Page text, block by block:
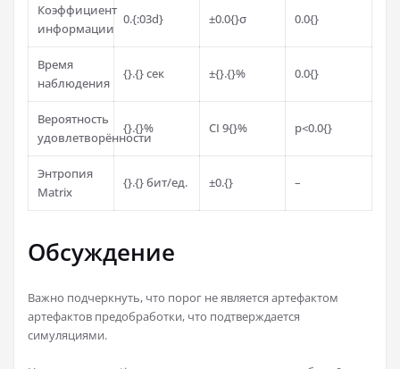
Коэффициент
информации
0.{:03d} ±0.0{}σ 0.0{}
Время
наблюдения
{}.{} сек ±{}.{}% 0.0{}
Вероятность
удовлетворённости
{}.{}% CI 9{}% p<0.0{}
Энтропия
Matrix
{}.{} бит/ед. ±0.{} –
Обсуждение
Важно подчеркнуть, что порог не является артефактом
артефактов предобработки, что подтверждается
симуляциями.